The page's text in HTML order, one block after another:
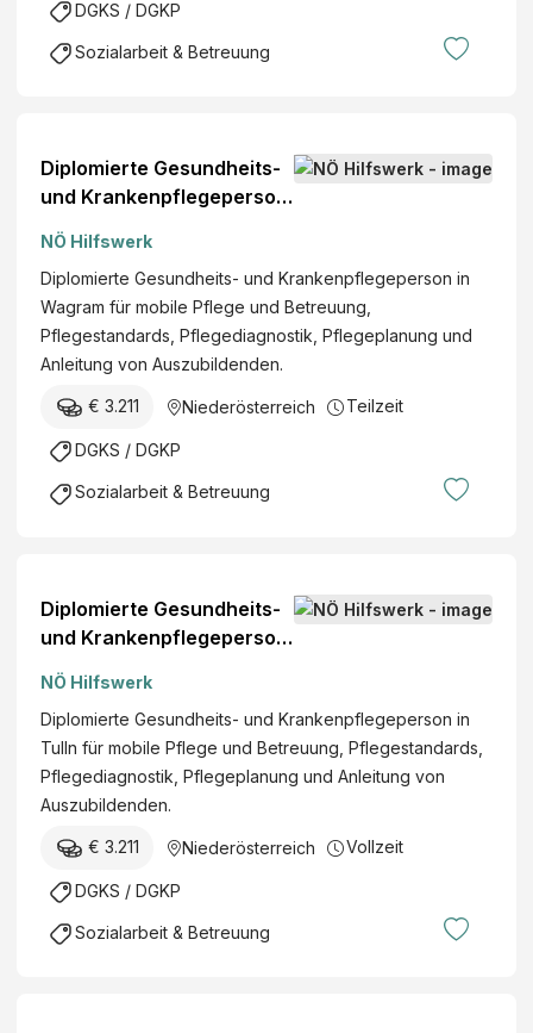
DGKS / DGKP
Sozialarbeit & Betreuung
Diplomierte Gesundheits-
und Krankenpflegeperson
(w/m/d)
NÖ Hilfswerk
Diplomierte Gesundheits- und Krankenpflegeperson in
Wagram für mobile Pflege und Betreuung,
Pflegestandards, Pflegediagnostik, Pflegeplanung und
Anleitung von Auszubildenden.
€ 3.211 Niederösterreich Teilzeit
DGKS / DGKP
Sozialarbeit & Betreuung
Diplomierte Gesundheits-
und Krankenpflegeperson
NÖ Hilfswerk
Diplomierte Gesundheits- und Krankenpflegeperson in
Tulln für mobile Pflege und Betreuung, Pflegestandards,
Pflegediagnostik, Pflegeplanung und Anleitung von
Auszubildenden.
€ 3.211 Niederösterreich Vollzeit
DGKS / DGKP
Sozialarbeit & Betreuung